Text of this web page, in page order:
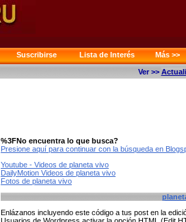
Suscribirse Lista de Interés
Más >>
Ver >>
%3FNo encuentra lo que busca?
Presione aquí para continuar con la búsqueda en
Youtube - Videos de planeta vivo
DailyMotion Videos de planeta vivo
Fotos de planeta vivo
Enlázanos incluyendo este código a tus post en la